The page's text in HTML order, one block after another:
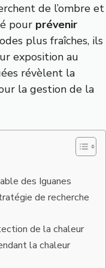
de l’ombre et
pour prévenir
plus fraîches, ils
exposition au
révèlent la
la gestion de la
des Iguanes
de recherche
de la chaleur
la chaleur